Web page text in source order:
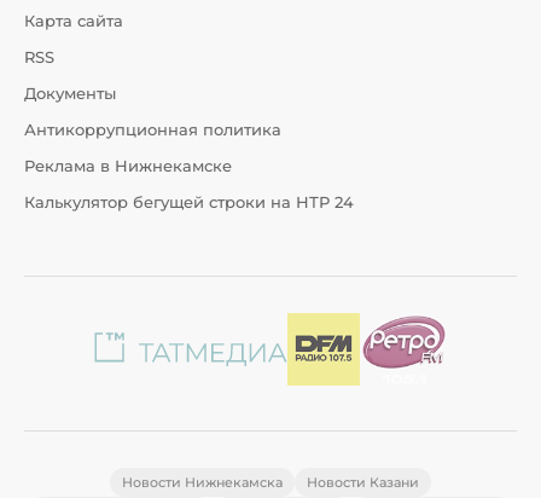
Карта сайта
RSS
Документы
Антикоррупционная политика
Реклама в Нижнекамске
Калькулятор бегущей строки на НТР 24
Новости Нижнекамска
Новости Казани